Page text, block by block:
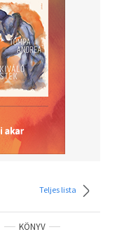
Teljes lista
KÖNYV